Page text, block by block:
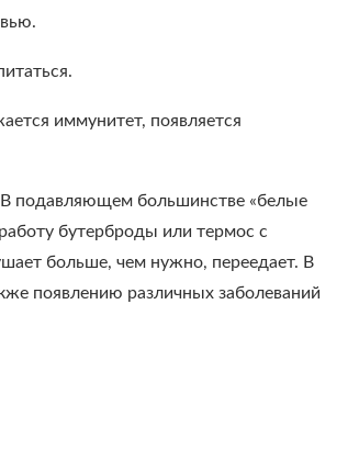
иммунитет, появляется
В подавляющем большинстве «белые
бутерброды или термос с
больше, чем нужно, переедает. В
появлению различных заболеваний